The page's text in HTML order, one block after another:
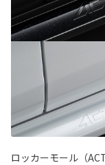
ロッカーモール（